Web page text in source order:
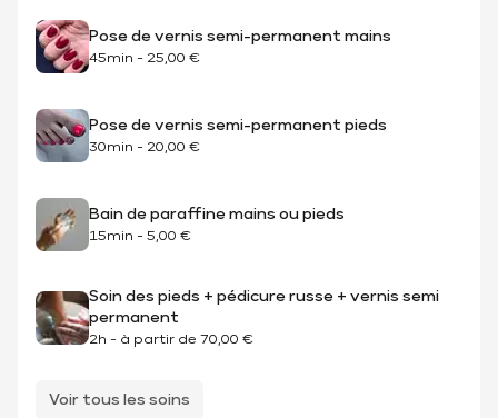
Pose de vernis semi-permanent mains
45min - 25,00 €
Pose de vernis semi-permanent pieds
30min - 20,00 €
Bain de paraffine mains ou pieds
15min - 5,00 €
Soin des pieds + pédicure russe + vernis semi
permanent
2h - à partir de 70,00 €
Voir tous les soins